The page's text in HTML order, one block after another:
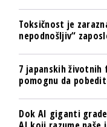
Toksičnost je
nepodnošljiv“
7 japanskih
pomognu da
Dok AI giganti